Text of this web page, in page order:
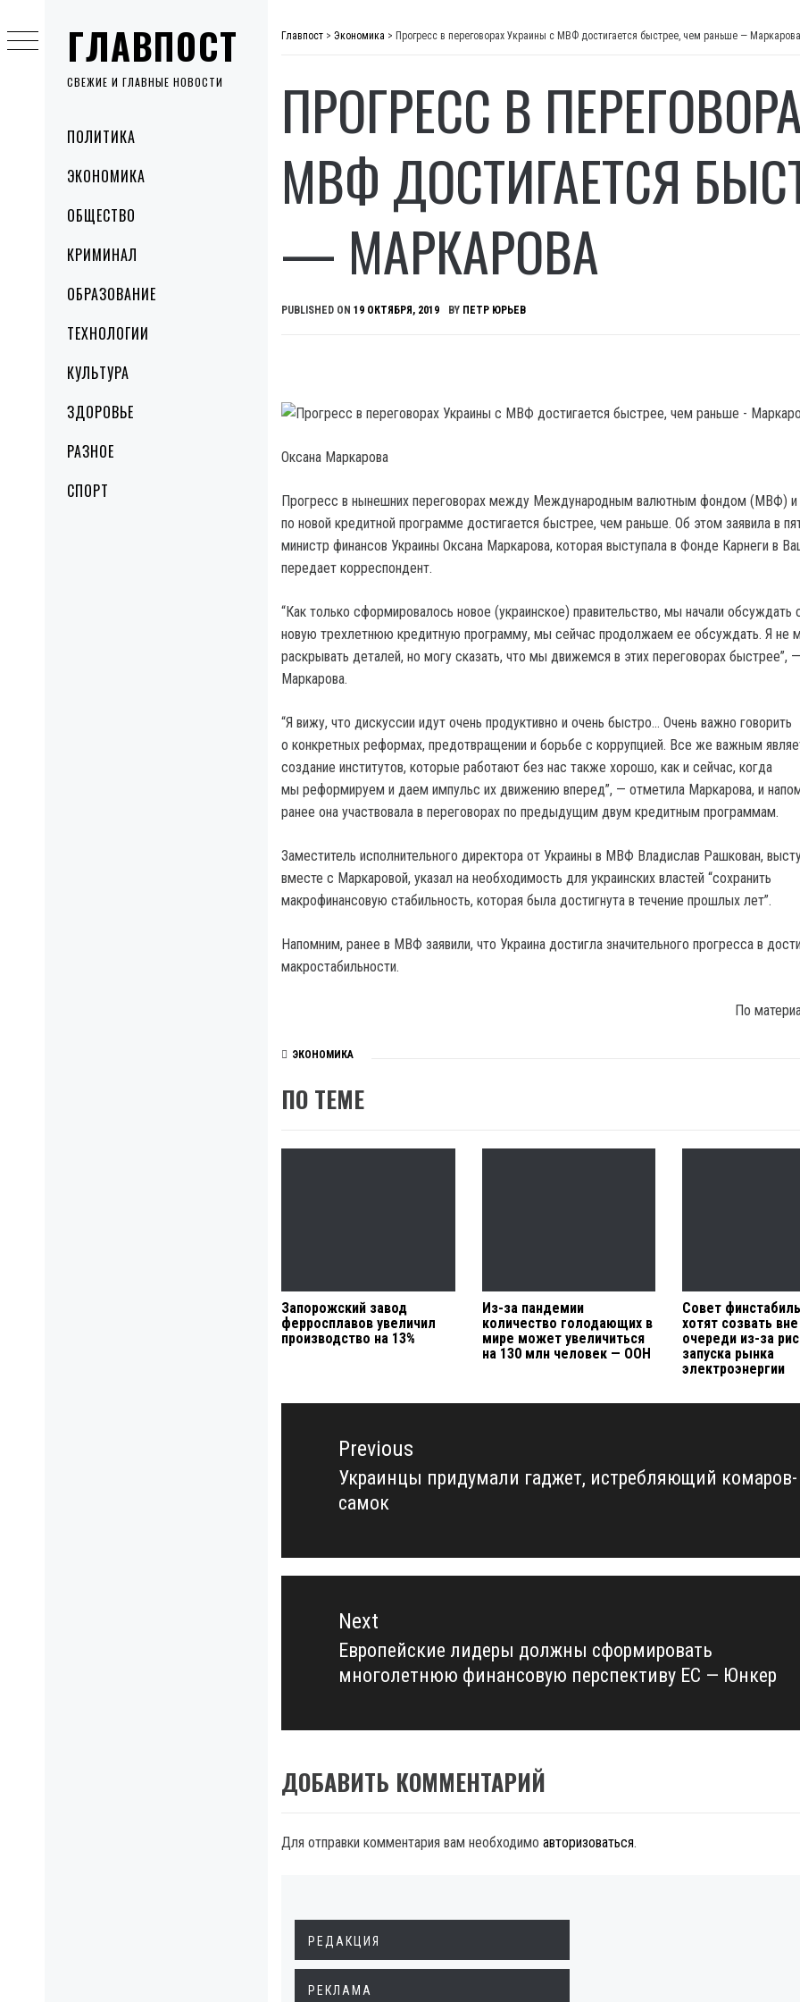
ГЛАВПОСТ
СВЕЖИЕ И ГЛАВНЫЕ НОВОСТИ
MenuПОЛИТИКА
ЭКОНОМИКА
ОБЩЕСТВО
КРИМИНАЛ
ОБРАЗОВАНИЕ
ТЕХНОЛОГИИ
КУЛЬТУРА
ЗДОРОВЬЕ
РАЗНОЕ
СПОРТ
to
content
Главпост > Экономика > Прогресс в переговорах Украины с МВФ достигается быстрее, чем раньше — Маркарова
ПРОГРЕСС В
МВФ ДОСТИГАЕТСЯ
— МАРКАРОВА
PUBLISHED ON 19 ОКТЯБРЯ, 2019 BY ПЕТР ЮРЬЕВ
Оксана Маркарова
Прогресс в нынешних переговорах между Международным валютным фондом (МВФ) и
по новой кредитной программе достигается быстрее, чем раньше. Об этом заявила в
министр финансов Украины Оксана Маркарова, которая выступала в Фонде Карнеги в
передает корреспондент.
“Как только сформировалось новое (украинское) правительство, мы начали
новую трехлетнюю кредитную программу, мы сейчас продолжаем ее обсуждать. Я не
раскрывать деталей, но могу сказать, что мы движемся в этих переговорах быстрее”,
Маркарова.
“Я вижу, что дискуссии идут очень продуктивно и очень быстро… Очень важно говорить
о конкретных реформах, предотвращении и борьбе с коррупцией. Все же важным
создание институтов, которые работают без нас также хорошо, как и сейчас, когда
мы реформируем и даем импульс их движению вперед”, — отметила Маркарова, и
ранее она участвовала в переговорах по предыдущим двум кредитным программам.
Заместитель исполнительного директора от Украины в МВФ Владислав Рашкован,
вместе с Маркаровой, указал на необходимость для украинских властей “сохранить
макрофинансовую стабильность, которая была достигнута в течение прошлых лет”.
Напомним, ранее в МВФ заявили, что Украина достигла значительного прогресса в
макростабильности.
По
ЭКОНОМИКА
ПО ТЕМЕ
Запорожский завод
ферросплавов увеличил
производство на 13%
Из-за пандемии
количество голодающих в
мире может увеличиться
на 130 млн человек — ООН
Совет
хотят созвать вне
очереди из-за
запуска рынка
электроэнергии
Навигация
записямPrevious
Previous
post:
Украинцы придумали гаджет, истребляющий комаров-
самок
Next
Next
post:
Европейские лидеры должны сформировать
многолетнюю финансовую перспективу ЕС — Юнкер
ДОБАВИТЬ КОММЕНТАРИЙ
Для отправки комментария вам необходимо авторизоваться.
РЕДАКЦИЯ
РЕКЛАМА